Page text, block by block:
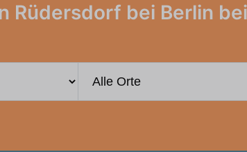
Rüdersdorf bei Berlin